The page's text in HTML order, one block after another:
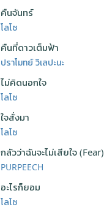
คืนจันทร์
โลโซ
คืนที่ดาวเต็มฟ้า
ปราโมทย์ วิเลปะนะ
ไม่คิดนอกใจ
โลโซ
ใจสั่งมา
โลโซ
กลัวว่าฉันจะไม่เสียใจ (Fear)
PURPEECH
อะไรก็ยอม
โลโซ